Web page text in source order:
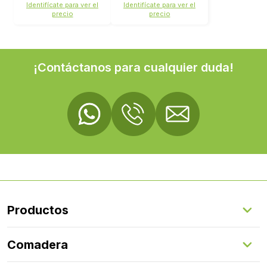
Identifícate para ver el
precio
Identifícate para ver el
precio
¡Contáctanos para cualquier duda!
Productos
Suelos Exteriores
Revestimientos Exteriores
Comadera